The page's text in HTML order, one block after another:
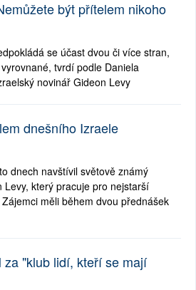
být přítelem nikoho
se účast dvou či více stran,
tvrdí podle Daniela
novinář Gideon Levy
dnešního Izraele
dnech navštívil světově známý
Levy, který pracuje pro nejstarší
měli během dvou přednášek
za "klub lidí, kteří se mají